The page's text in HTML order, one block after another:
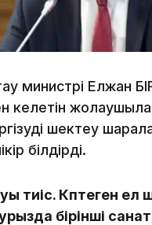
министрі Елжан
келетін
шектеу
білдірді.
тиіс. Көптеген ел
бірінші